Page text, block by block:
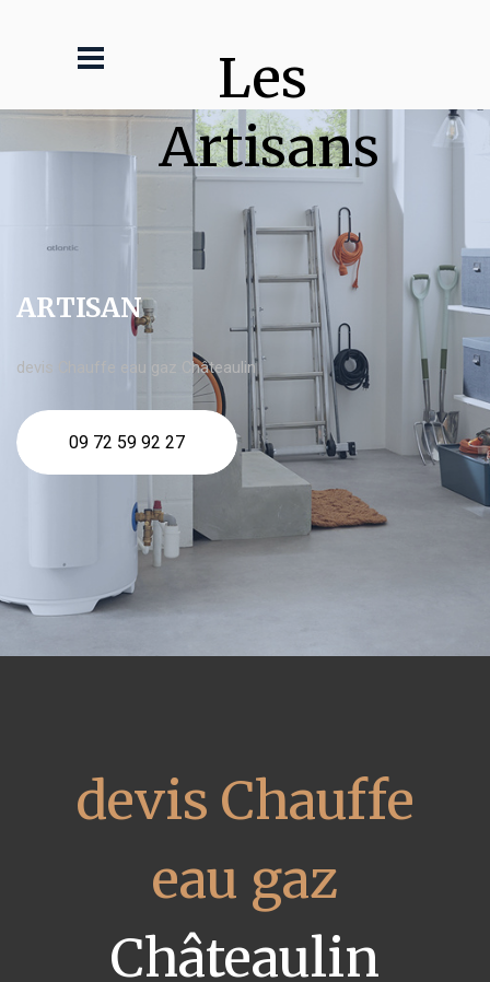
Les
Artisans
ARTISAN
devis Chauffe eau gaz Châteaulin
09 72 59 92 27
devis Chauffe
eau gaz
Châteaulin